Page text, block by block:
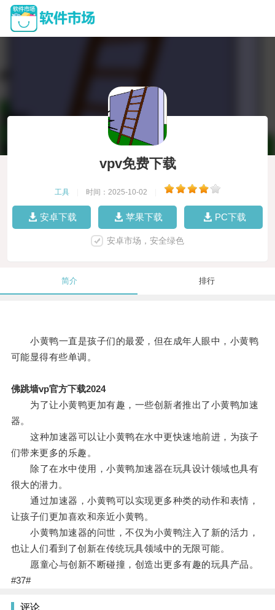
vpv免费下载
工具 时间：2025-10-02
安卓下载 苹果下载 PC下载
安卓市场，安全绿色
简介 排行
小黄鸭一直是孩子们的最爱，但在成年人眼中，小黄鸭
可能显得有些单调。
佛跳墙vp官方下载2024
为了让小黄鸭更加有趣，一些创新者推出了小黄鸭加速
器。
这种加速器可以让小黄鸭在水中更快速地前进，为孩子
们带来更多的乐趣。
除了在水中使用，小黄鸭加速器在玩具设计领域也具有
很大的潜力。
通过加速器，小黄鸭可以实现更多种类的动作和表情，
让孩子们更加喜欢和亲近小黄鸭。
小黄鸭加速器的问世，不仅为小黄鸭注入了新的活力，
也让人们看到了创新在传统玩具领域中的无限可能。
愿童心与创新不断碰撞，创造出更多有趣的玩具产品。
#37#
评论